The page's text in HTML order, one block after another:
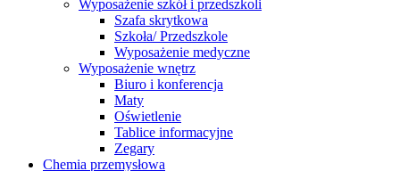
Wyposażenie szkół i przedszkoli
Szafa skrytkowa
Szkoła/ Przedszkole
Wyposażenie medyczne
Wyposażenie wnętrz
Biuro i konferencja
Maty
Oświetlenie
Tablice informacyjne
Zegary
Chemia przemysłowa